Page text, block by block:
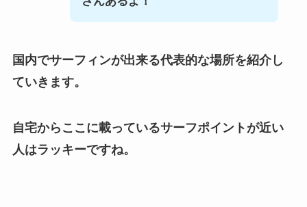
国内でサーフィンが出来る代表的な場所を紹介し
ていきます。
自宅からここに載っているサーフポイントが近い
人はラッキーですね。